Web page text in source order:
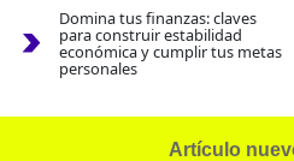
Domina tus finanzas: claves
para construir estabilidad
económica y cumplir tus metas
personales
Artículo